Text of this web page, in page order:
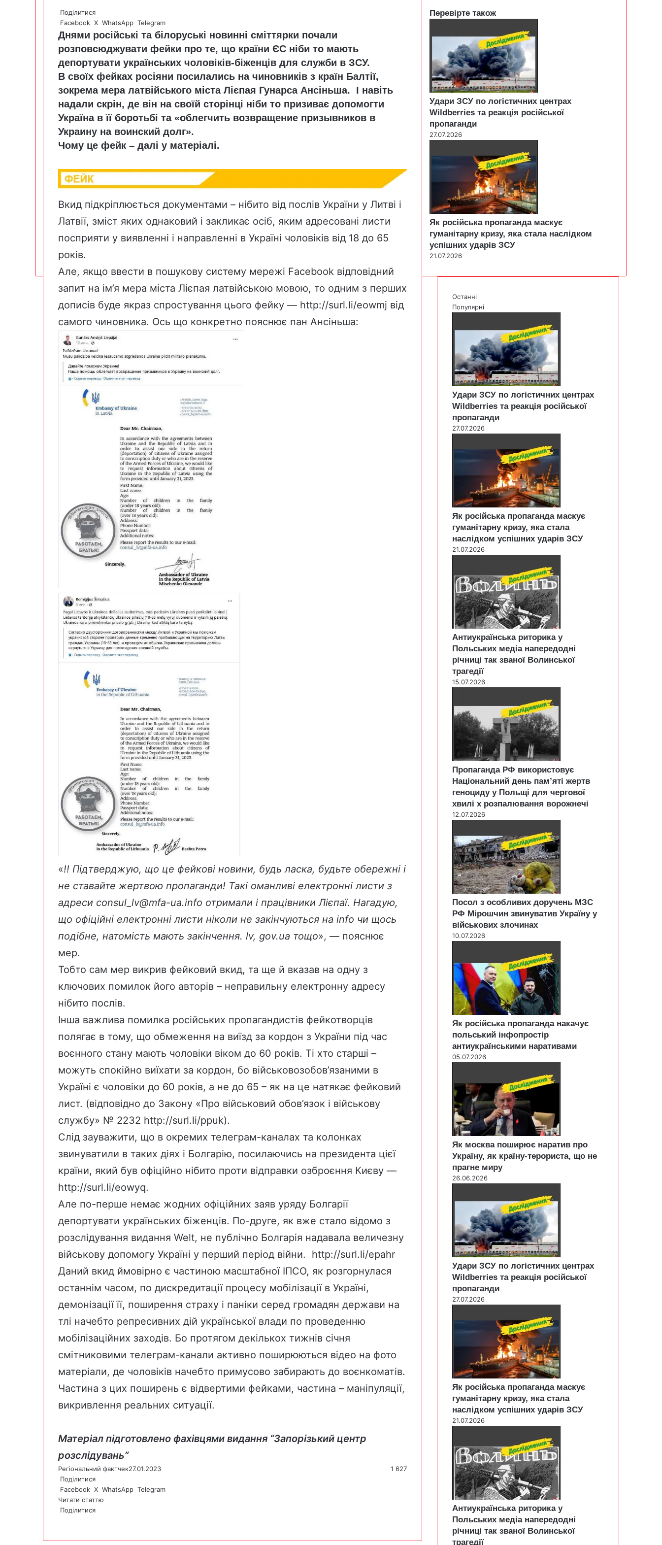
Поділитися
Facebook X WhatsApp Telegram
Днями російські та білоруські новинні сміттярки почали
розповсюджувати фейки про те, що країни ЄС ніби то мають
депортувати українських чоловіків-біженців для служби в ЗСУ.
В своїх фейках росіяни посилались на чиновників з країн Балтії,
зокрема мера латвійського міста Лієпая Гунарса Ансіньша. І навіть
надали скрін, де він на своїй сторінці ніби то призиває допомогти
Україна в її боротьбі та «облегчить возвращение призывников в
Украину на воинский долг».
Чому це фейк – далі у матеріалі.
Вкид підкріплюється документами – нібито від послів України у Литві і
Латвії, зміст яких однаковий і закликає осіб, яким адресовані листи
посприяти у виявленні і направленні в Україні чоловіків від 18 до 65
років.
Але, якщо ввести в пошукову систему мережі Facebook відповідний
запит на ім’я мера міста Лієпая латвійською мовою, то одним з перших
дописів буде якраз спростування цього фейку — http://surl.li/eowmj від
самого чиновника. Ось що конкретно пояснює пан Ансіньша:
«!! Підтверджую, що це фейкові новини, будь ласка, будьте обережні і
не ставайте жертвою пропаганди! Такі оманливі електронні листи з
адреси consul_lv@mfa-ua.info отримали і працівники Лієпаї. Нагадую,
що офіційні електронні листи ніколи не закінчуються на info чи щось
подібне, натомість мають закінчення. lv, gov.ua тощо», — пояснює
мер.
Тобто сам мер викрив фейковий вкид, та ще й вказав на одну з
ключових помилок його авторів – неправильну електронну адресу
нібито послів.
Інша важлива помилка російських пропагандистів фейкотворців
полягає в тому, що обмеження на виїзд за кордон з України під час
воєнного стану мають чоловіки віком до 60 років. Ті хто старші –
можуть спокійно виїхати за кордон, бо військовозобов’язаними в
Україні є чоловіки до 60 років, а не до 65 – як на це натякає фейковий
лист. (відповідно до Закону «Про військовий обов’язок і військову
службу» № 2232 http://surl.li/ppuk).
Слід зауважити, що в окремих телеграм-каналах та колонках
звинуватили в таких діях і Болгарію, посилаючись на президента цієї
країни, який був офіційно нібито проти відправки озброєння Києву —
http://surl.li/eowyq.
Але по-перше немає жодних офіційних заяв уряду Болгарії
депортувати українських біженців. По-друге, як вже стало відомо з
розслідування видання Welt, не публічно Болгарія надавала величезну
військову допомогу Україні у перший період війни. http://surl.li/epahr
Даний вкид ймовірно є частиною масштабної ІПСО, як розгорнулася
останнім часом, по дискредитації процесу мобілізації в Україні,
демонізації її, поширення страху і паніки серед громадян держави на
тлі начебто репресивних дій української влади по проведенню
мобілізаційних заходів. Бо протягом декількох тижнів січня
смітниковими телеграм-канали активно поширюються відео на фото
матеріали, де чоловіків начебто примусово забирають до воєнкоматів.
Частина з цих поширень є відвертими фейками, частина – маніпуляції,
викривлення реальних ситуації.
Матеріал підготовлено фахівцями видання “Запорізький центр
розслідувань”
Регіональний фактчек27.01.2023
1 627
Поділитися
Facebook X WhatsApp Telegram
Читати статтю
Поділитися
calb
i
Перевірте також
Удари ЗСУ по логістичних центрах
Wildberries та реакція російської
пропаганди
27.07.2026
Як російська пропаганда маскує
гуманітарну кризу, яка стала наслідком
успішних ударів ЗСУ
21.07.2026
Останні
Популярні
Удари ЗСУ по логістичних центрах
Wildberries та реакція російської
пропаганди
27.07.2026
Як російська пропаганда маскує
гуманітарну кризу, яка стала
наслідком успішних ударів ЗСУ
21.07.2026
Антиукраїнська риторика у
Польських медіа напередодні
річниці так званої Волинської
трагедії
15.07.2026
Пропаганда РФ використовує
Національний день пам’яті жертв
геноциду у Польщі для чергової
хвилі х розпалювання ворожнечі
12.07.2026
Посол з особливих доручень МЗС
РФ Мірошчин звинуватив Україну у
військових злочинах
10.07.2026
Як російська пропаганда накачує
польський інфопростір
антиукраїнськими наративами
05.07.2026
Як москва поширює наратив про
Україну, як країну-терориста, що не
прагне миру
26.06.2026
Удари ЗСУ по логістичних центрах
Wildberries та реакція російської
пропаганди
27.07.2026
Як російська пропаганда маскує
гуманітарну кризу, яка стала
наслідком успішних ударів ЗСУ
21.07.2026
Антиукраїнська риторика у
Польських медіа напередодні
річниці так званої Волинської
трагедії